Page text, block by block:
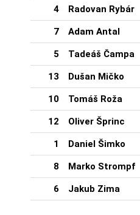
4 Radovan Rybár
7 Adam Antal
5 Tadeáš Čampa
13 Dušan Mičko
10 Tomáš Roža
12 Oliver Šprinc
1 Daniel Šimko
8 Marko Strompf
6 Jakub Zima